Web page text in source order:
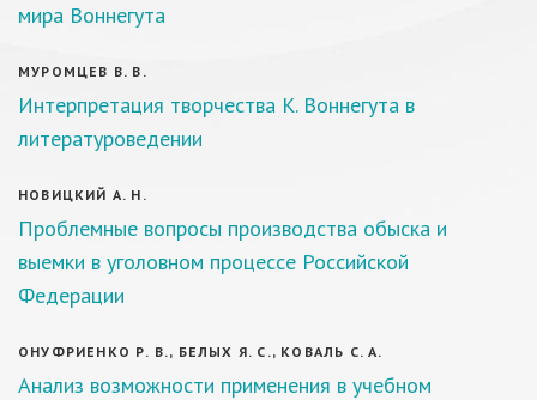
мира Воннегута
МУРОМЦЕВ В. В.
Интерпретация творчества К. Воннегута в
литературоведении
НОВИЦКИЙ А. Н.
Проблемные вопросы производства обыска и
выемки в уголовном процессе Российской
Федерации
ОНУФРИЕНКО Р. В., БЕЛЫХ Я. С., КОВАЛЬ С. А.
Анализ возможности применения в учебном